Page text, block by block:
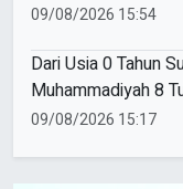
09/08/2026 15:54
Dari Usia 0 Tahun
Muhammadiyah 8
SPMB
09/08/2026 15:17